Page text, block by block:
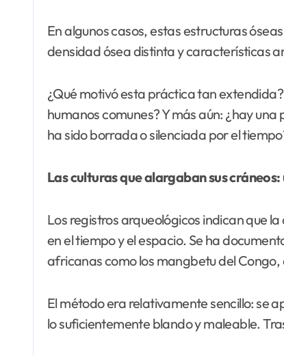
En algunos casos, estas estructuras
densidad ósea distinta y características
¿Qué motivó esta práctica tan
humanos comunes? Y más aún: ¿hay
ha sido borrada o silenciada por el
Las culturas que alargaban sus
Los registros arqueológicos indican que
en el tiempo y el espacio. Se ha
africanas como los mangbetu del
El método era relativamente sencillo: se
lo suficientemente blando y maleable.